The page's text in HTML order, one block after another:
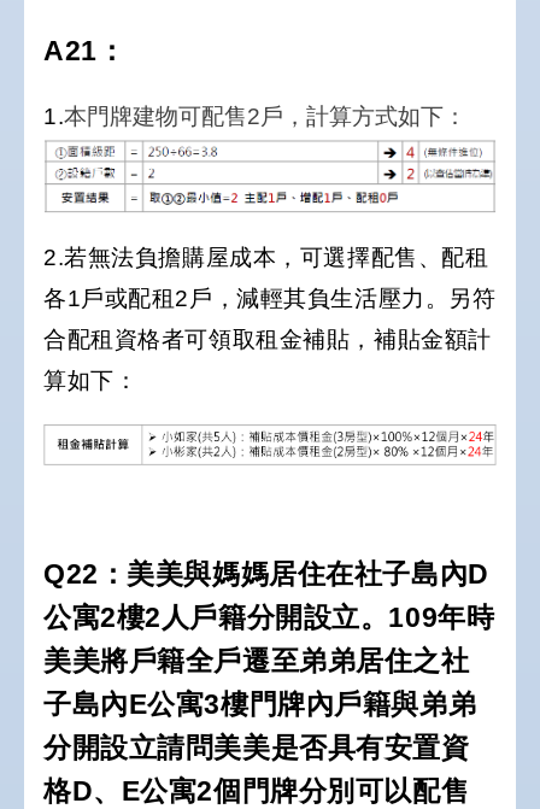
A21：
1.本門牌建物可配售2戶，計算方式如下：
2.若無法負擔購屋成本，可選擇配售、配租
各1戶或配租2戶，減輕其負生活壓力。另符
合配租資格者可領取租金補貼，補貼金額計
算如下：
Q22：美美與媽媽居住在社子島內D
公寓2樓2人戶籍分開設立。109年時
美美將戶籍全戶遷至弟弟居住之社
子島內E公寓3樓門牌內戶籍與弟弟
分開設立請問美美是否具有安置資
格D、E公寓2個門牌分別可以配售